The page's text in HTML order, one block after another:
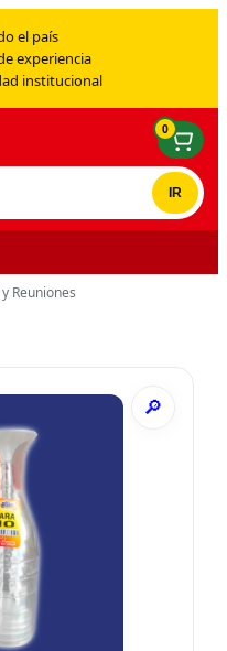
el país
experiencia
institucional
0
Reuniones